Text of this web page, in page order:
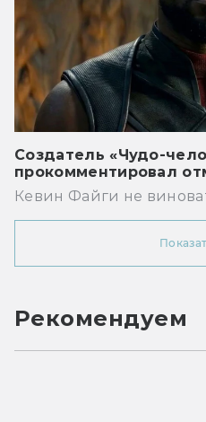
Создатель «Чудо-
прокомментировал
Кевин Файги не
Рекомендуем